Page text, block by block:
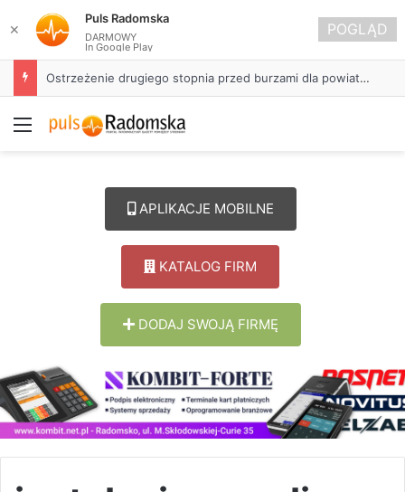
Ostrzeżenie drugiego stopnia przed burzami dla powiatu radomszczańskiego
Menu
APLIKACJE MOBILNE
KATALOG FIRM
DODAJ SWOJĄ FIRMĘ
✕
Puls Radomska
DARMOWY
In Google Play
POGLĄD